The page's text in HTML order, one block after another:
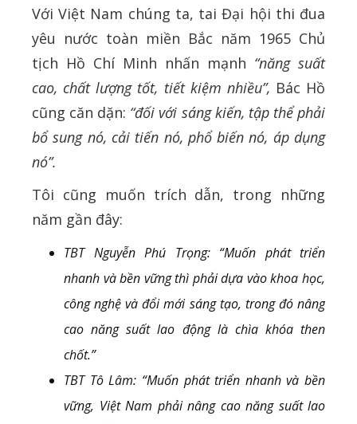
Với Việt Nam chúng ta, tai Đại hội thi đua
yêu nước toàn miền Bắc năm 1965 Chủ
tịch Hồ Chí Minh nhấn mạnh “năng suất
cao, chất lượng tốt, tiết kiệm nhiều”, Bác Hồ
cũng căn dặn: “đối với sáng kiến, tập thể phải
bổ sung nó, cải tiến nó, phổ biến nó, áp dụng
nó”.
Tôi cũng muốn trích dẫn, trong những
năm gần đây:
TBT Nguyễn Phú Trọng: “Muốn phát triển
nhanh và bền vững thì phải dựa vào khoa học,
công nghệ và đổi mới sáng tạo, trong đó nâng
cao năng suất lao động là chìa khóa then
chốt.”
TBT Tô Lâm: “Muốn phát triển nhanh và bền
vững, Việt Nam phải nâng cao năng suất lao